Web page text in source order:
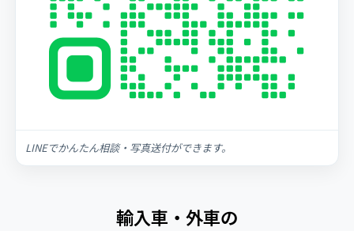
LINEでかんたん相談・写真送付ができます。
輸入車・外車の